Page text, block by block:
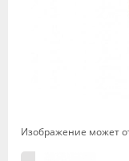
Изображение может